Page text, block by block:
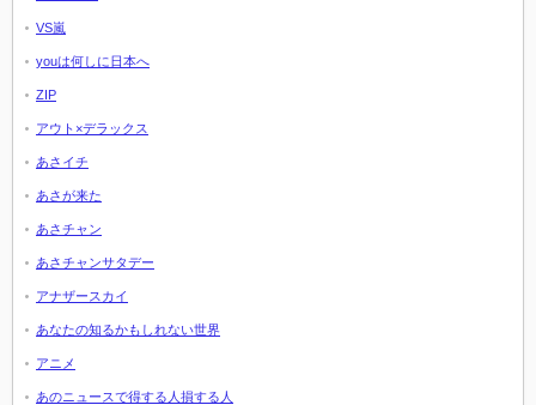
VS嵐
youは何しに日本へ
ZIP
アウト×デラックス
あさイチ
あさが来た
あさチャン
あさチャンサタデー
アナザースカイ
あなたの知るかもしれない世界
アニメ
あのニュースで得する人損する人